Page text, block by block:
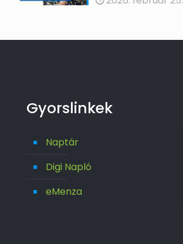
Gyorslinkek
Naptár
Digi Napló
eMenza